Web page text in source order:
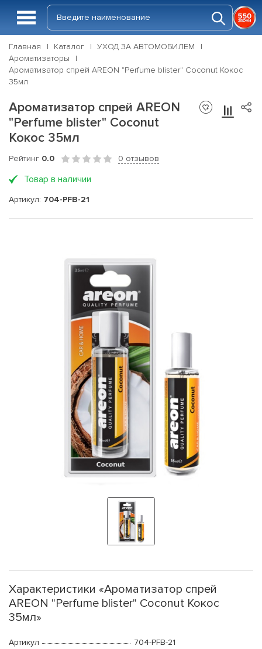
Главная Каталог
УХОД ЗА АВТОМОБИЛЕМ
Ароматизаторы
Ароматизатор спрей AREON "Perfume blister" Coconut Кокос
35мл
Ароматизатор спрей AREON
"Perfume blister" Coconut
Кокос 35мл
Рейтинг 0.0 0 отзывов
Товар в наличии
Артикул: 704-PFB-21
Характеристики «Ароматизатор спрей
AREON "Perfume blister" Coconut Кокос
35мл»
Артикул
704-PFB-21